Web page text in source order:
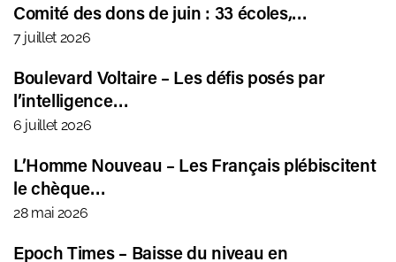
Comité des dons de juin : 33 écoles,…
7 juillet 2026
Boulevard Voltaire – Les défis posés par
l’intelligence…
6 juillet 2026
L’Homme Nouveau – Les Français plébiscitent
le chèque…
28 mai 2026
Epoch Times – Baisse du niveau en